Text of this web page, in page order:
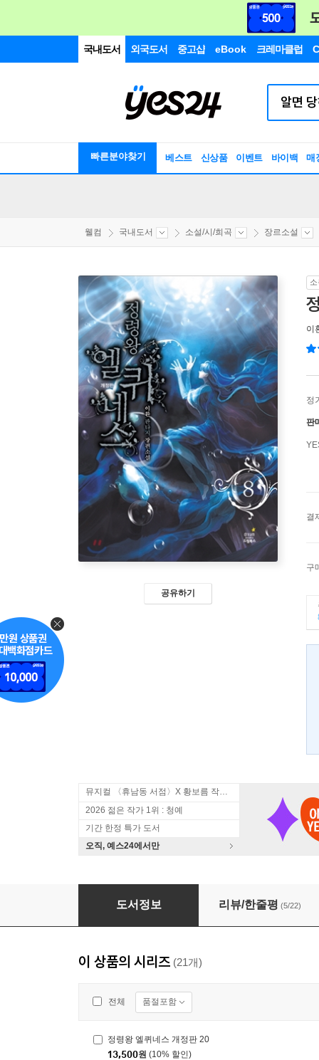
국내도서 외국도서 중고샵 eBook 크레마클럽
빠른분야찾기 베스트 신상품 이벤트 바이백 매
웰컴 국내도서 소설/시/희곡 장르소설
공유하기
이
정
판
결
구
뮤지컬 〈휴남동 서점〉X 황보름 작가 북토크
2026 젊은 작가 1위 : 청예
기간 한정 특가 도서
오직, 예스24에서만
정령왕 엘퀴네스 개정판 8
도서정보 리뷰/한줄평 (5/22)
이 상품의 시리즈 (21개)
전체 품절포함
정령왕 엘퀴네스 개정판 20
13,500원 (10% 할인)